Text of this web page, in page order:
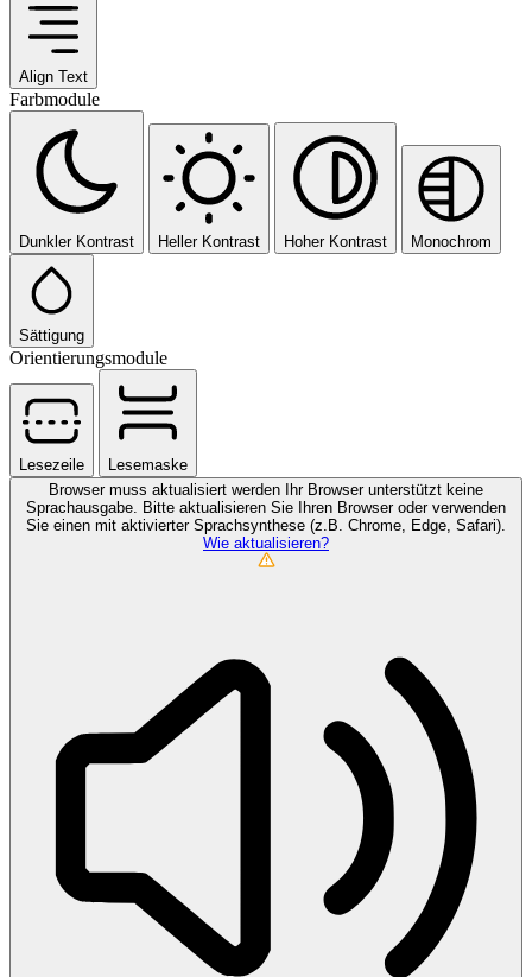
Align Text
Farbmodule
Dunkler Kontrast Heller Kontrast Hoher Kontrast Monochrom
Sättigung
Orientierungsmodule
Lesezeile
Lesemaske
Browser muss aktualisiert werden
Ihr Browser unterstützt keine
Sprachausgabe. Bitte aktualisieren Sie Ihren Browser oder verwenden
Sie einen mit aktivierter Sprachsynthese (z.B. Chrome, Edge, Safari).
Wie aktualisieren?